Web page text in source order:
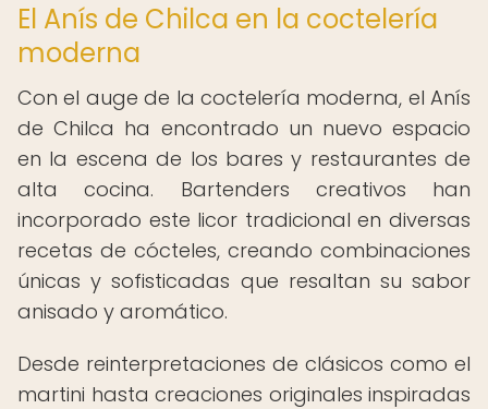
El Anís de Chilca en la coctelería
moderna
Con el auge de la coctelería moderna, el Anís
de Chilca ha encontrado un nuevo espacio
en la escena de los bares y restaurantes de
alta cocina. Bartenders creativos han
incorporado este licor tradicional en diversas
recetas de cócteles, creando combinaciones
únicas y sofisticadas que resaltan su sabor
anisado y aromático.
Desde reinterpretaciones de clásicos como el
martini hasta creaciones originales inspiradas